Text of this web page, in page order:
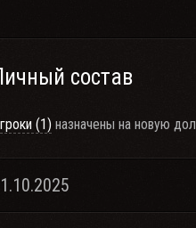
состав
(1) назначены на новую